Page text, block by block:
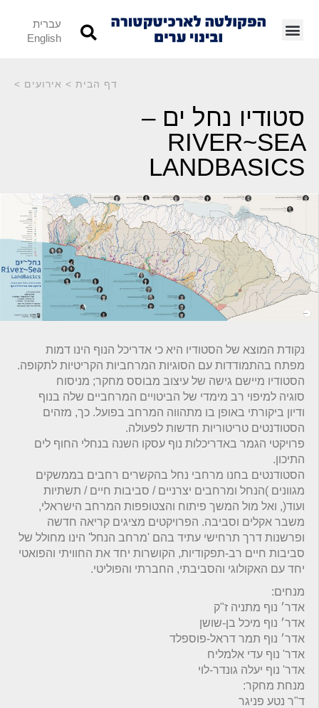
עברית
English
דף הבית > אירועים >
סטודיו נחל ים –
RIVER~SEA
LANDBASICS
נקודת המוצא של הסטודיו היא כי אדריכל הנוף הינו דמות
מפתח בהתמודדות עם הסוגיות המרחביות הקריטיות לתקופה.
הסטודיו מיישם גישה של עיצוב מבוסס מחקר; מניסוח
סוגיה למיפוי רב מימדי של הביטויים המרחביים שלה בנוף
ודיון ביקורתי באופן בו מתהווה המרחב בפועל. כך, מזהים
הסטודנטים טריטוריות חדשות לפעולה.
פרויקטי הגמר באדריכלות נוף עסקו השנה בנחלי החוף לים
התיכון.
הסטודנטים בחנו מרחבי נחל בהקשרים רחבים בממשקים
מגוונים )הנחל ומרחבים יצרניים / סביבות חיים / תשתיות
ועוד(, ואל מול המשך פיתוח והצטופפות המרחב הישראלי,
משבר אקלים וסביבה. הפרויקטים מציגים קריאה חדשה
ופרשנות דרך תרחישי עתיד בהם 'מרחב הנחל' הינו מחולל של
סביבות חיים רב-תפקודיות, הקושרות יחד את החוויתי והפואטי
יחד עם האקולוגי והסביבתי, החברתי והפוליטי.
מנחים:
אדר׳ נוף מתניה ז"ק
אדר׳ נוף מיכל בן-שושן
אדר׳ נוף תמר דראל-פוספלד
אדר' נוף עדי אלמליח
אדר' נוף יעלה גונדר-לוי
מנחת מחקר:
ד"ר נטע פניגר